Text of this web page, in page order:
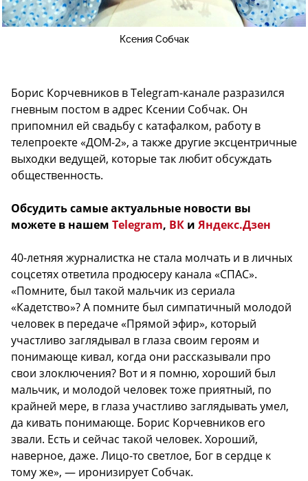
Ксения Собчак
Борис Корчевников в Telegram-канале разразился
гневным постом в адрес Ксении Собчак. Он
припомнил ей свадьбу с катафалком, работу в
телепроекте «ДОМ-2», а также другие эксцентричные
выходки ведущей, которые так любит обсуждать
общественность.
Обсудить самые актуальные новости вы
можете в нашем Telegram, ВК и Яндекс.Дзен
40-летняя журналистка не стала молчать и в личных
соцсетях ответила продюсеру канала «СПАС».
«Помните, был такой мальчик из сериала
«Кадетство»? А помните был симпатичный молодой
человек в передаче «Прямой эфир», который
участливо заглядывал в глаза своим героям и
понимающе кивал, когда они рассказывали про
свои злоключения? Вот и я помню, хороший был
мальчик, и молодой человек тоже приятный, по
крайней мере, в глаза участливо заглядывать умел,
да кивать понимающе. Борис Корчевников его
звали. Есть и сейчас такой человек. Хороший,
наверное, даже. Лицо-то светлое, Бог в сердце к
тому же», — иронизирует Собчак.